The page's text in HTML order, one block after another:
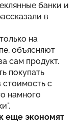
банки и
в
на
объясняют
сам продукт.
покупать
стоимость с
намного
еще экономят